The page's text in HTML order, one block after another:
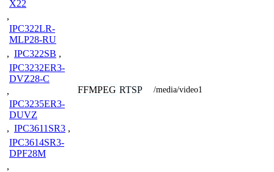
X22
,
IPC322LR-
MLP28-RU
, IPC322SB ,
IPC3232ER3-
DVZ28-C
,
IPC3235ER3-
DUVZ
, IPC3611SR3 ,
IPC3614SR3-
DPF28M
,
FFMPEG RTSP /media/video1